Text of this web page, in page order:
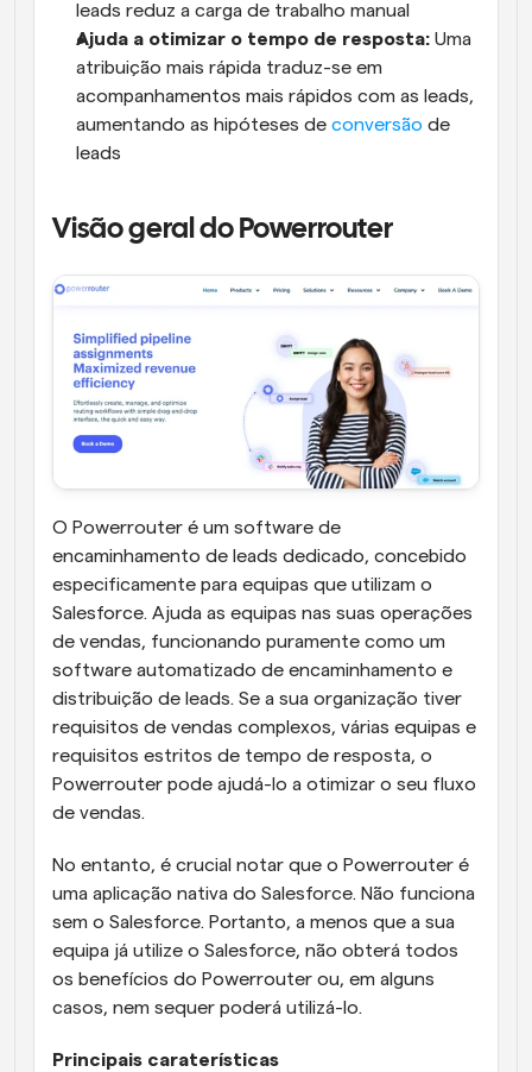
leads reduz a carga de trabalho manual
Ajuda a otimizar o tempo de resposta: Uma
atribuição mais rápida traduz-se em
acompanhamentos mais rápidos com as leads,
aumentando as hipóteses de conversão de
leads
Visão geral do Powerrouter
O Powerrouter é um software de
encaminhamento de leads dedicado, concebido
especificamente para equipas que utilizam o
Salesforce. Ajuda as equipas nas suas operações
de vendas, funcionando puramente como um
software automatizado de encaminhamento e
distribuição de leads. Se a sua organização tiver
requisitos de vendas complexos, várias equipas e
requisitos estritos de tempo de resposta, o
Powerrouter pode ajudá-lo a otimizar o seu fluxo
de vendas.
No entanto, é crucial notar que o Powerrouter é
uma aplicação nativa do Salesforce. Não funciona
sem o Salesforce. Portanto, a menos que a sua
equipa já utilize o Salesforce, não obterá todos
os benefícios do Powerrouter ou, em alguns
casos, nem sequer poderá utilizá-lo.
Principais caraterísticas